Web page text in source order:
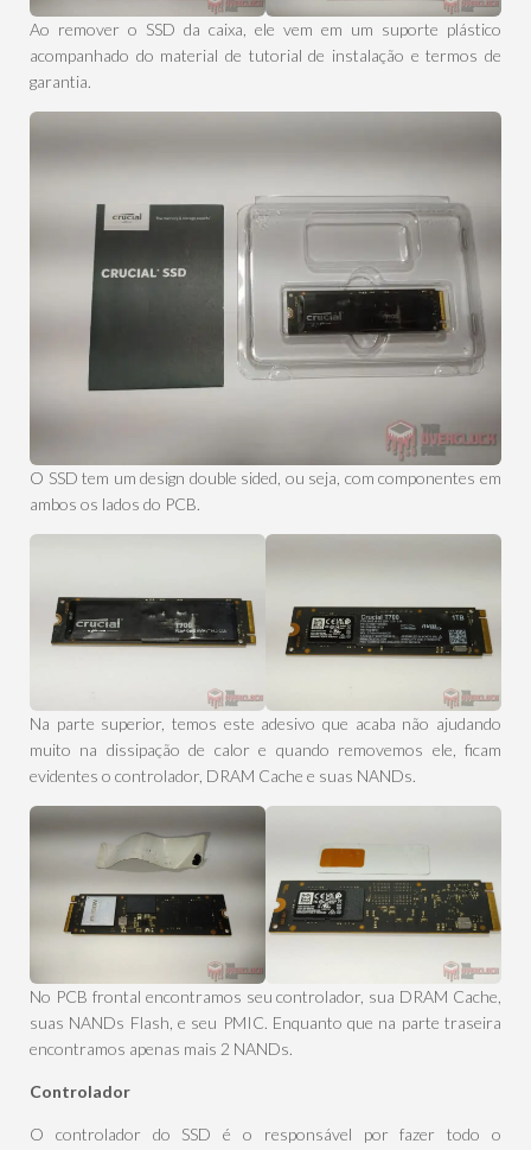
Ao remover o SSD da caixa, ele vem em um suporte plástico
acompanhado do material de tutorial de instalação e termos de
garantia.
O SSD tem um design double sided, ou seja, com componentes em
ambos os lados do PCB.
Na parte superior, temos este adesivo que acaba não ajudando
muito na dissipação de calor e quando removemos ele, ficam
evidentes o controlador, DRAM Cache e suas NANDs.
No PCB frontal encontramos seu controlador, sua DRAM Cache,
suas NANDs Flash, e seu PMIC. Enquanto que na parte traseira
encontramos apenas mais 2 NANDs.
Controlador
O controlador do SSD é o responsável por fazer todo o